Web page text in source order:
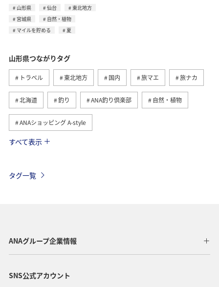
山形県 仙台
東北地方
宮城県
自然・植物
マイルを貯める
夏
山形県つながりタグ
トラベル 東北地方 国内 旅マエ 旅ナカ
北海道 釣り ANA釣り倶楽部 自然・植物
ANAショッピング A-style
夏 川
マイルを貯める 宮城県 湖 ANA Mall
ライフ 日常
すべて表示
タグ一覧
ANAグループ企業情報
SNS公式アカウント